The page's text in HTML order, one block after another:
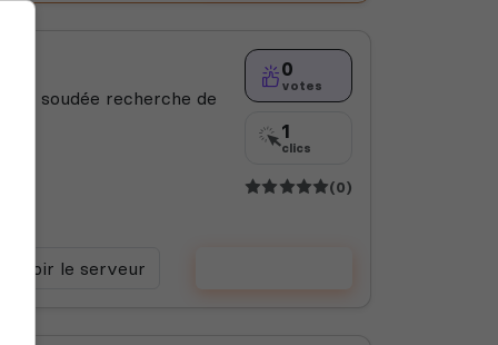
soudée recherche de
0
votes
1
clics
(0)
Voir le serveur